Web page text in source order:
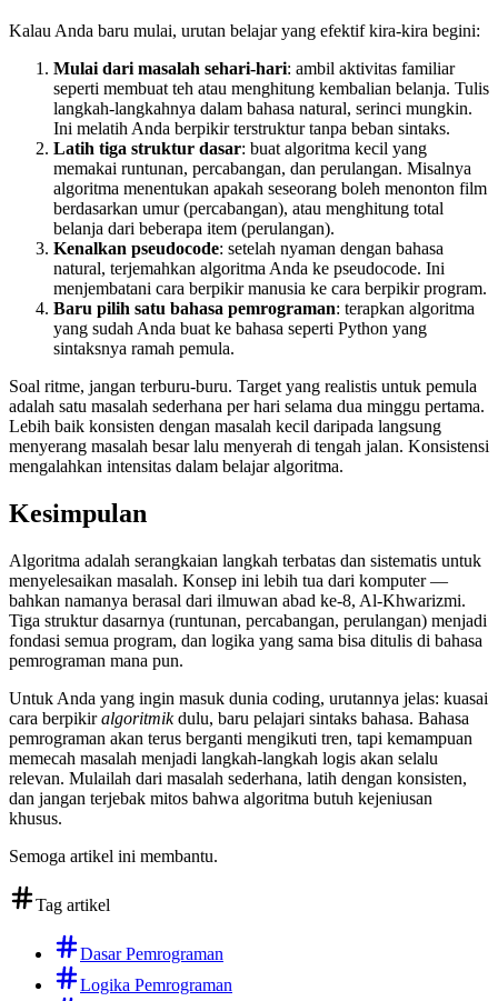
Kalau Anda baru mulai, urutan belajar yang efektif kira-kira begini:
Mulai dari masalah sehari-hari: ambil aktivitas familiar
seperti membuat teh atau menghitung kembalian belanja. Tulis
langkah-langkahnya dalam bahasa natural, serinci mungkin.
Ini melatih Anda berpikir terstruktur tanpa beban sintaks.
Latih tiga struktur dasar: buat algoritma kecil yang
memakai runtunan, percabangan, dan perulangan. Misalnya
algoritma menentukan apakah seseorang boleh menonton film
berdasarkan umur (percabangan), atau menghitung total
belanja dari beberapa item (perulangan).
Kenalkan pseudocode: setelah nyaman dengan bahasa
natural, terjemahkan algoritma Anda ke pseudocode. Ini
menjembatani cara berpikir manusia ke cara berpikir program.
Baru pilih satu bahasa pemrograman: terapkan algoritma
yang sudah Anda buat ke bahasa seperti Python yang
sintaksnya ramah pemula.
Soal ritme, jangan terburu-buru. Target yang realistis untuk pemula
adalah satu masalah sederhana per hari selama dua minggu pertama.
Lebih baik konsisten dengan masalah kecil daripada langsung
menyerang masalah besar lalu menyerah di tengah jalan. Konsistensi
mengalahkan intensitas dalam belajar algoritma.
Kesimpulan
Algoritma adalah serangkaian langkah terbatas dan sistematis untuk
menyelesaikan masalah. Konsep ini lebih tua dari komputer —
bahkan namanya berasal dari ilmuwan abad ke-8, Al-Khwarizmi.
Tiga struktur dasarnya (runtunan, percabangan, perulangan) menjadi
fondasi semua program, dan logika yang sama bisa ditulis di bahasa
pemrograman mana pun.
Untuk Anda yang ingin masuk dunia coding, urutannya jelas: kuasai
cara berpikiralgoritmikdulu, baru pelajari sintaks bahasa. Bahasa
pemrograman akan terus berganti mengikuti tren, tapi kemampuan
memecah masalah menjadi langkah-langkah logis akan selalu
relevan. Mulailah dari masalah sederhana, latih dengan konsisten,
dan jangan terjebak mitos bahwa algoritma butuh kejeniusan
khusus.
Semoga artikel ini membantu.
Tag artikel
Dasar Pemrograman
Logika Pemrograman